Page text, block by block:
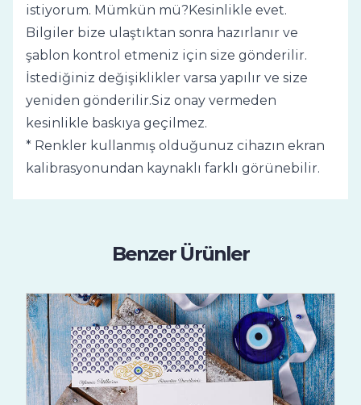
istiyorum. Mümkün mü?Kesinlikle evet.
Bilgiler bize ulaştıktan sonra hazırlanır ve
şablon kontrol etmeniz için size gönderilir.
İstediğiniz değişiklikler varsa yapılır ve size
yeniden gönderilir.Siz onay vermeden
kesinlikle baskıya geçilmez.
* Renkler kullanmış olduğunuz cihazın ekran
kalibrasyonundan kaynaklı farklı görünebilir.
Benzer Ürünler